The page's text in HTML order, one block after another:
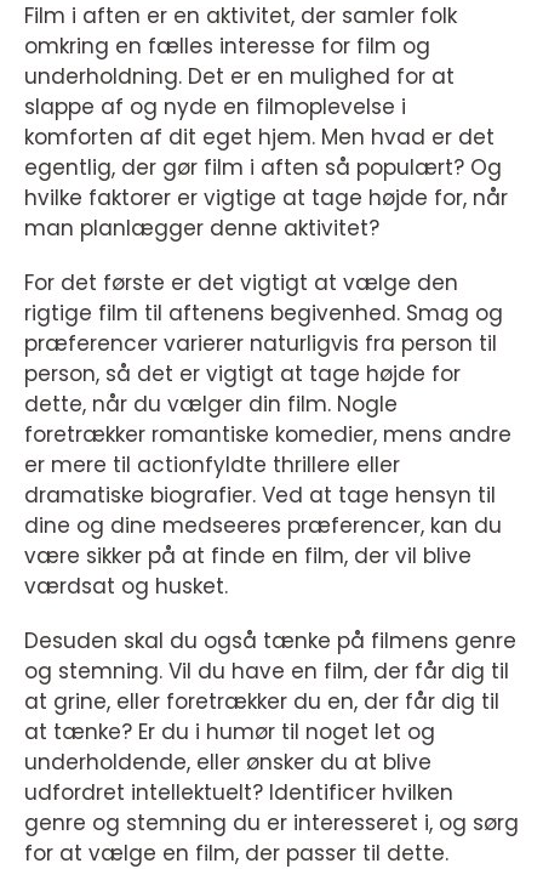
Film i aften er en aktivitet, der samler folk
omkring en fælles interesse for film og
underholdning. Det er en mulighed for at
slappe af og nyde en filmoplevelse i
komforten af dit eget hjem. Men hvad er det
egentlig, der gør film i aften så populært? Og
hvilke faktorer er vigtige at tage højde for, når
man planlægger denne aktivitet?
For det første er det vigtigt at vælge den
rigtige film til aftenens begivenhed. Smag og
præferencer varierer naturligvis fra person til
person, så det er vigtigt at tage højde for
dette, når du vælger din film. Nogle
foretrækker romantiske komedier, mens andre
er mere til actionfyldte thrillere eller
dramatiske biografier. Ved at tage hensyn til
dine og dine medseeres præferencer, kan du
være sikker på at finde en film, der vil blive
værdsat og husket.
Desuden skal du også tænke på filmens genre
og stemning. Vil du have en film, der får dig til
at grine, eller foretrækker du en, der får dig til
at tænke? Er du i humør til noget let og
underholdende, eller ønsker du at blive
udfordret intellektuelt? Identificer hvilken
genre og stemning du er interesseret i, og sørg
for at vælge en film, der passer til dette.